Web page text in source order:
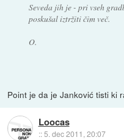
Seveda jih je - pri vseh
poskušal iztržiti čim več.
O.
Point je da je Janković tisti ki
Loocas
::5. dec 2011, 20:07